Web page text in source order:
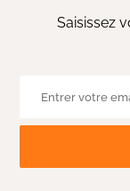
Saisissez